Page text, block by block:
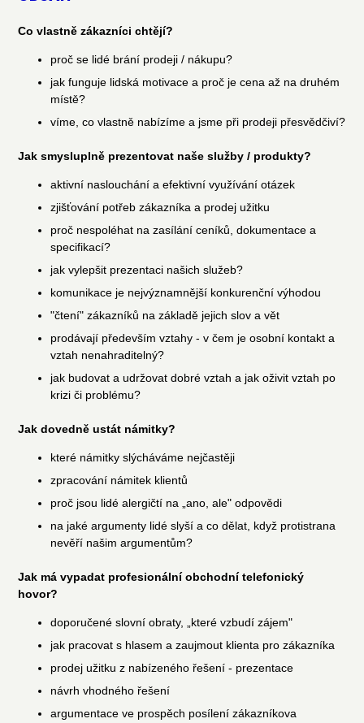
Co vlastně zákazníci chtějí?
proč se lidé brání prodeji / nákupu?
jak funguje lidská motivace a proč je cena až na druhém
místě?
víme, co vlastně nabízíme a jsme při prodeji přesvědčiví?
Jak smysluplně prezentovat naše služby / produkty?
aktivní naslouchání a efektivní využívání otázek
zjišťování potřeb zákazníka a prodej užitku
proč nespoléhat na zasílání ceníků, dokumentace a
specifikací?
jak vylepšit prezentaci našich služeb?
komunikace je nejvýznamnější konkurenční výhodou
"čtení" zákazníků na základě jejich slov a vět
prodávají především vztahy - v čem je osobní kontakt a
vztah nenahraditelný?
jak budovat a udržovat dobré vztah a jak oživit vztah po
krizi či problému?
Jak dovedně ustát námitky?
které námitky slýcháváme nejčastěji
zpracování námitek klientů
proč jsou lidé alergičtí na „ano, ale" odpovědi
na jaké argumenty lidé slyší a co dělat, když protistrana
nevěří našim argumentům?
Jak má vypadat profesionální obchodní telefonický
hovor?
doporučené slovní obraty, „které vzbudí zájem"
jak pracovat s hlasem a zaujmout klienta pro zákazníka
prodej užitku z nabízeného řešení - prezentace
návrh vhodného řešení
argumentace ve prospěch posílení zákazníkova